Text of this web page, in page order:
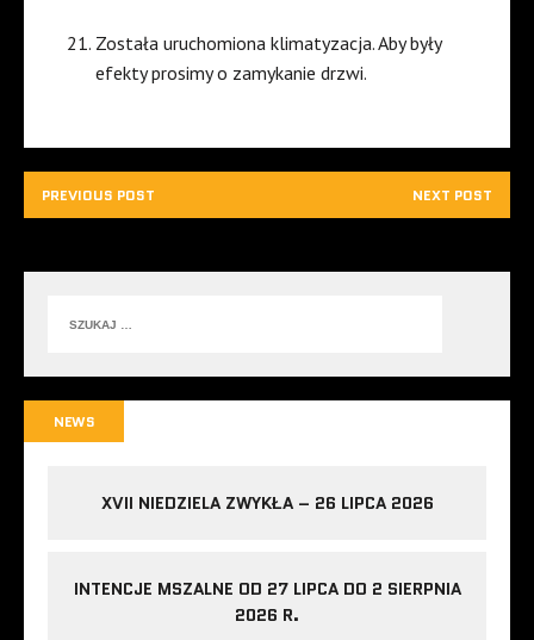
Została uruchomiona klimatyzacja. Aby były
efekty prosimy o zamykanie drzwi.
PREVIOUS POST NEXT POST
NEWS
XVII NIEDZIELA ZWYKŁA – 26 LIPCA 2026
INTENCJE MSZALNE OD 27 LIPCA DO 2 SIERPNIA
2026 R.